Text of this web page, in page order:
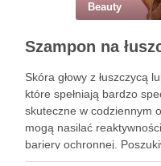
Beauty
Skóra głowy z łuszczycą
które spełniają bardzo
skuteczne w codziennym
mogą nasilać
bariery ochronnej.
bywa dla wielu pacjentów